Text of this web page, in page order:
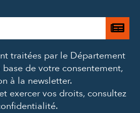
Je
à
traitées par le Département
base de votre consentement,
à la newsletter.
exercer vos droits, consultez
.